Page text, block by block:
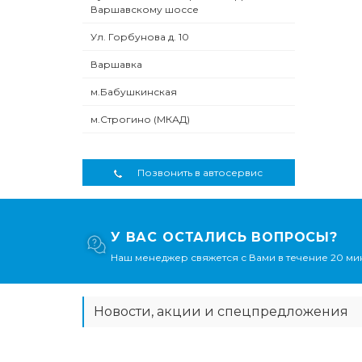
Варшавскому шоссе
Ул. Горбунова д. 10
Варшавка
м.Бабушкинская
м.Строгино (МКАД)
Позвонить в автосервис
У ВАС ОСТАЛИСЬ ВОПРОСЫ?
Наш менеджер свяжется с Вами в течение 20
Новости, акции и спецпредложения